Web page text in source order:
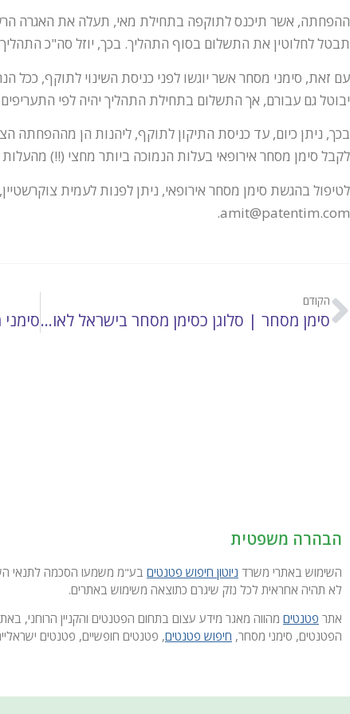
תבטל לחלוטין את התשלום בסוף התהליך. בכך, יוזל סה"כ התהליך בכ-
עם זאת, סימני מסחר אשר יוגשו לפני כניסת השינוי לתוקף, ככל
יבוטל גם עבורם, אך התשלום בתחילת התהליך יהיה לפי
לקבל סימן מסחר אירופאי בעלות הנמוכה ביותר מחצי (!!)
לטיפול בהגשת סימן מסחר אירופאי, ניתן לפנות לעמית
amit@patentim.com.
הקודם
סימן מסחר | סלוגן כסימן מסחר בישראל לאור ההחלטה בעניין A Diamond in Your Pocket
הבהרה משפטית
השימוש באתרי משרד ניוטון חיפוש פטנטים בע"מ משמעו הסכמה לתנאי
לא תהיה אחראית לכל נזק שיגרם כתוצאה משימוש באתרים.
אתר פטנטים מהווה מאגר מידע עצום בתחום הפטנטים והקניין הרוחני,
הפטנטים, סימני מסחר, חיפוש פטנטים, פטנטים חופשיים, פטנטים